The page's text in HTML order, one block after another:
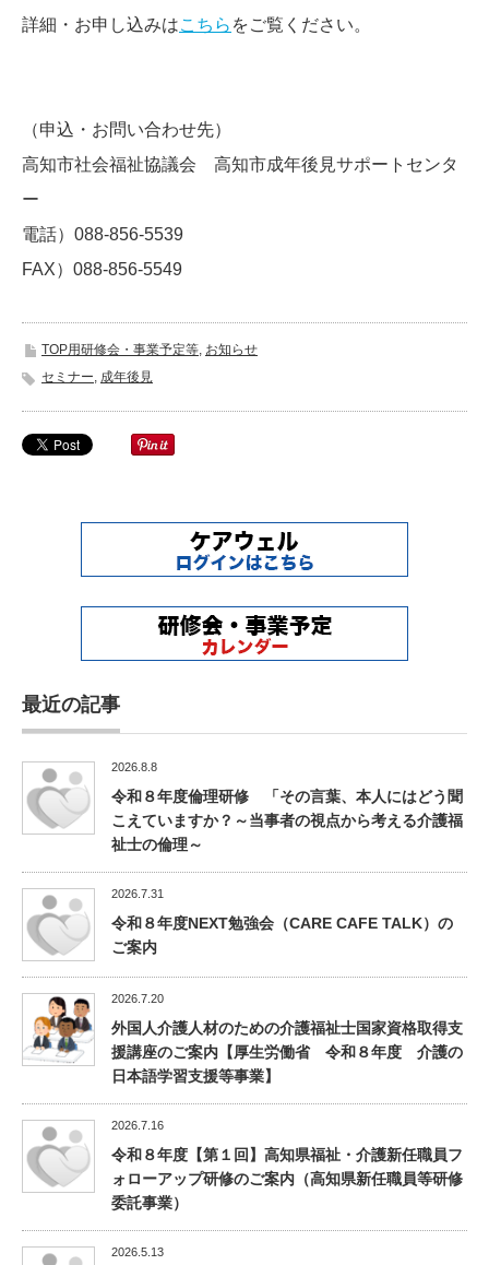
詳細・お申し込みはこちら をご覧ください。
（申込・お問い合わせ先）
高知市社会福祉協議会 高知市成年後見サポートセンタ
ー
電話）088-856-5539
FAX）088-856-5549
TOP用研修会・事業予定等 お知らせ
セミナー 成年後見
最近の記事
2026.8.8
令和８年度倫理研修 「その言葉、本人にはどう聞
こえていますか？～当事者の視点から考える介護福
祉士の倫理～
2026.7.31
令和８年度NEXT勉強会（CARE CAFE TALK）の
ご案内
2026.7.20
外国人介護人材のための介護福祉士国家資格取得支
援講座のご案内【厚生労働省 令和８年度 介護の
日本語学習支援等事業】
2026.7.16
令和８年度【第１回】高知県福祉・介護新任職員フ
ォローアップ研修のご案内（高知県新任職員等研修
委託事業）
2026.5.13